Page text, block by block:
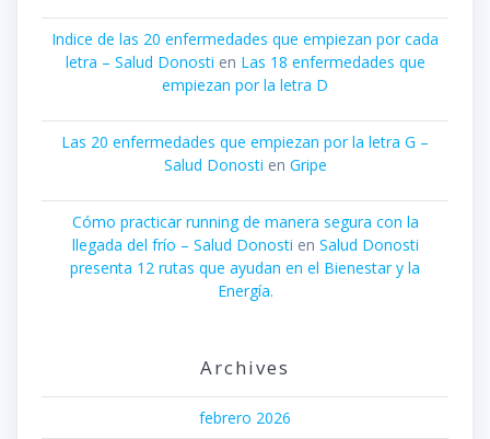
Indice de las 20 enfermedades que empiezan por cada
letra – Salud Donosti en Las 18 enfermedades que
empiezan por la letra D
Las 20 enfermedades que empiezan por la letra G –
Salud Donosti en Gripe
Cómo practicar running de manera segura con la
llegada del frío – Salud Donosti en Salud Donosti
presenta 12 rutas que ayudan en el Bienestar y la
Energía.
Archives
febrero 2026